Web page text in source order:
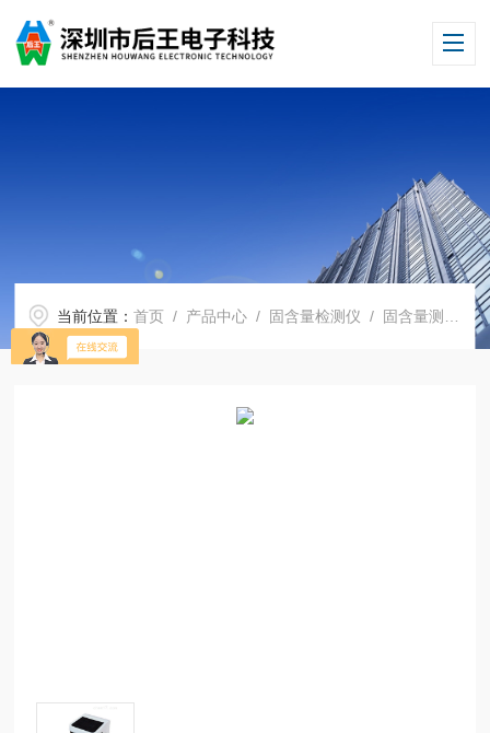
当前位置：首页 / 产品中心 / 固含量检测仪 / 固含量测定仪 /